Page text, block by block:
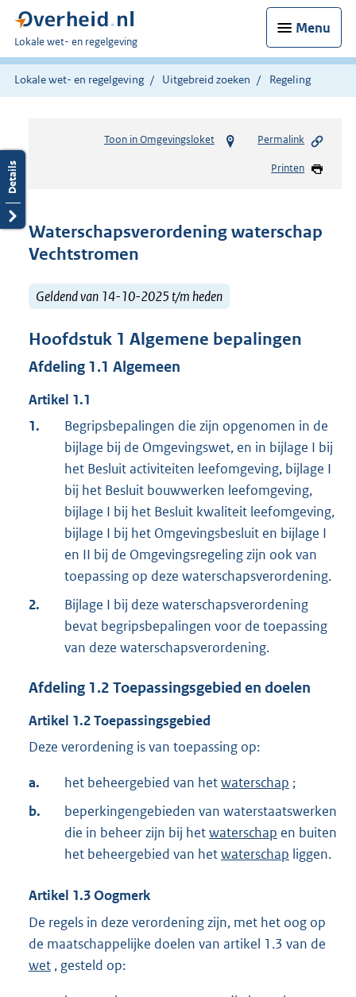
Menu
U
bent
hier:
Lokale wet- en regelgeving
Lokale wet- en regelgeving Uitgebreid zoeken Regeling
Toon in Omgevingsloket Permalink
Printen
Waterschapsverordening waterschap
Vechtstromen
Geldend van 14-10-2025 t/m heden
Hoofdstuk 1 Algemene bepalingen
Afdeling 1.1 Algemeen
Artikel 1.1
1.
Begripsbepalingen die zijn opgenomen in de
bijlage bij de Omgevingswet, en in bijlage I bij
het Besluit activiteiten leefomgeving, bijlage I
bij het Besluit bouwwerken leefomgeving,
bijlage I bij het Besluit kwaliteit leefomgeving,
bijlage I bij het Omgevingsbesluit en bijlage I
en II bij de Omgevingsregeling zijn ook van
toepassing op deze waterschapsverordening.
2.
Bijlage I bij deze waterschapsverordening
bevat begripsbepalingen voor de toepassing
van deze waterschapsverordening.
Afdeling 1.2 Toepassingsgebied en doelen
Artikel 1.2Toepassingsgebied
Deze verordening is van toepassing op:
a. het beheergebied van hetwaterschap ;
b.
beperkingengebieden van waterstaatswerken
die in beheer zijn bij hetwaterschap en buiten
het beheergebied van hetwaterschap liggen.
Artikel 1.3Oogmerk
De regels in deze verordening zijn, met het oog op
de maatschappelijke doelen van artikel 1.3 van de
wet , gesteld op: